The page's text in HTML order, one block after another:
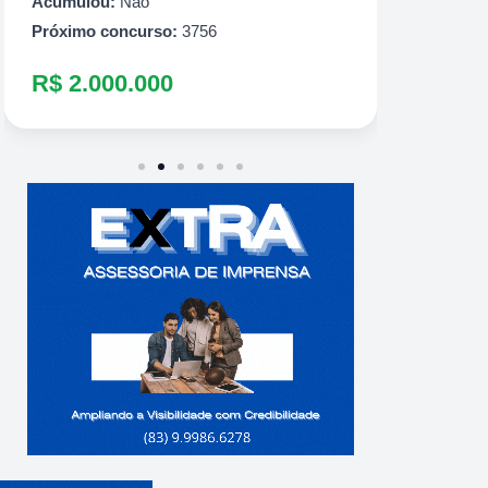
Próximo concurso: 3756
R$ 2.000.000